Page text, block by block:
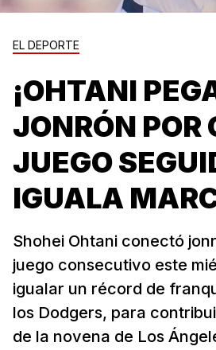
EL DEPORTE
¡OHTANI
JONRÓN POR
JUEGO
IGUALA
Shohei Ohtani conectó
juego consecutivo este
igualar un récord de
los Dodgers, para
de la novena de Los